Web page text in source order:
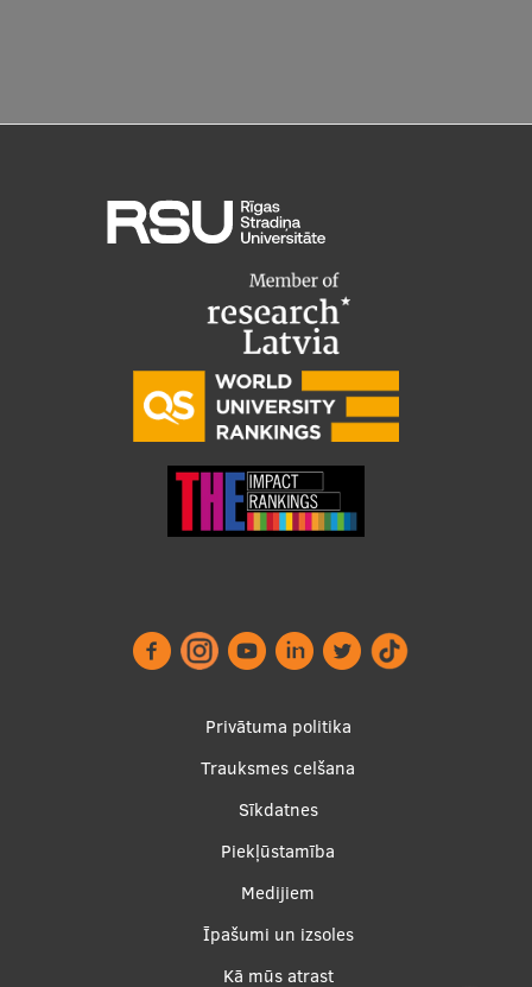
Pētniecības projekti
Vertikāli integrētie projekti
Zinātniskās konferences
Inovāciju centrs
Starptautiskā sadarbība
Starptautiskie projekti
EURAXESS RSU kontaktpunkts
EATRIS koordinators Latvijā
Privātuma politika
Trauksmes celšana
Sīkdatnes
Piekļūstamība
Medijiem
Īpašumi un izsoles
Kā mūs atrast